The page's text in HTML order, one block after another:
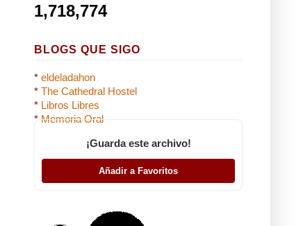
1,718,774
BLOGS QUE SIGO
* eldeladahon
* The Cathedral Hostel
* Libros Libres
* Memoria Oral
¡Guarda este archivo!
Añadir a Favoritos